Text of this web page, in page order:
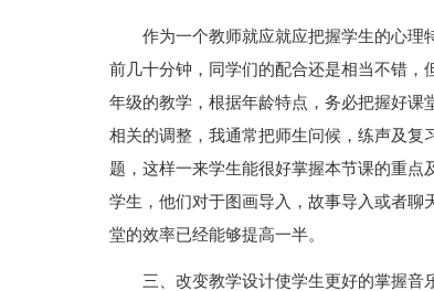
作为一个教师就应就应把握学生的心理
前几十分钟，同学们的配合还是相当不错，
年级的教学，根据年龄特点，务必把握好课
相关的调整，我通常把师生问候，练声及复
题，这样一来学生能很好掌握本节课的重
学生，他们对于图画导入，故事导入或者
堂的效率已经能够提高一半。
三、改变教学设计使学生更好的掌握音